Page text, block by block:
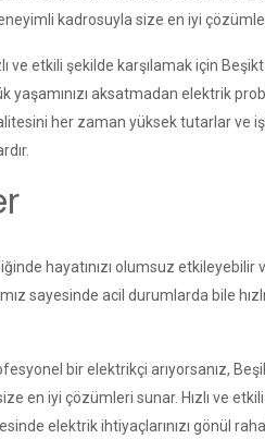
kadrosuyla size en iyi
ve etkili şekilde karşılamak için
yaşamınızı aksatmadan elektrik
her zaman yüksek tutarlar
hayatınızı olumsuz
sayesinde acil durumlarda bile
bir elektrikçi arıyorsanız,
en iyi çözümleri sunar. Hızlı ve
elektrik ihtiyaçlarınızı gönül